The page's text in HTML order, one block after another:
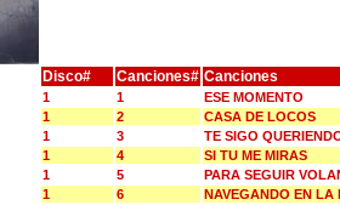
Disco# Canciones# Canciones
1 1
ESE MOMENTO
1
2
CASA DE LOCOS
1
3
TE SIGO
1
4
SI TU ME MIRAS
1
5
PARA SEGUIR
1
6
NAVEGANDO EN LA